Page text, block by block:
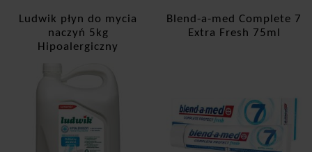
Ludwik płyn do mycia
naczyń 5kg
Hipoalergiczny
Blend-a-med Complete 7
Extra Fresh 75ml